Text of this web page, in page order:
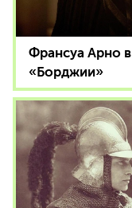
Франсуа Арно в
«Борджии»